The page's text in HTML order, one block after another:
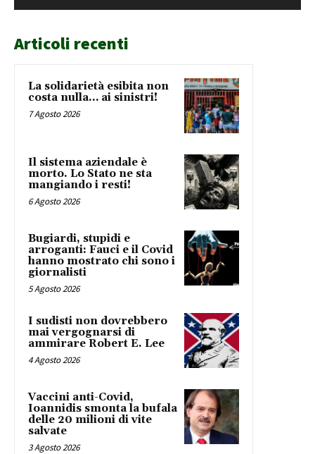
Articoli recenti
La solidarietà esibita non
costa nulla… ai sinistri!
7 Agosto 2026
Il sistema aziendale è
morto. Lo Stato ne sta
mangiando i resti!
6 Agosto 2026
Bugiardi, stupidi e
arroganti: Fauci e il Covid
hanno mostrato chi sono i
giornalisti
5 Agosto 2026
I sudisti non dovrebbero
mai vergognarsi di
ammirare Robert E. Lee
4 Agosto 2026
Vaccini anti-Covid,
Ioannidis smonta la bufala
delle 20 milioni di vite
salvate
3 Agosto 2026